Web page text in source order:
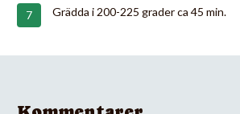
Grädda i 200-225 grader ca 45 min.